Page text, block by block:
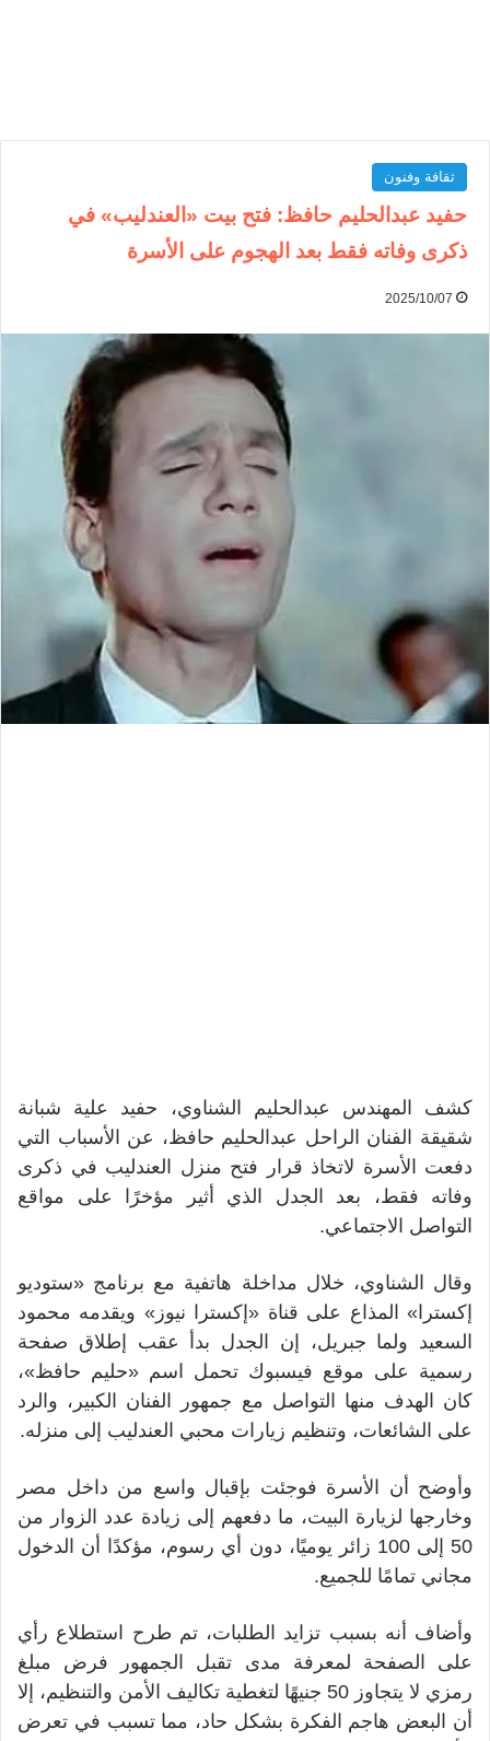
ثقافة وفنون
حفيد عبدالحليم حافظ: فتح بيت «العندليب» في
ذكرى وفاته فقط بعد الهجوم على الأسرة
2025/10/07
كشف المهندس عبدالحليم الشناوي، حفيد علية شبانة
شقيقة الفنان الراحل عبدالحليم حافظ، عن الأسباب التي
دفعت الأسرة لاتخاذ قرار فتح منزل العندليب في ذكرى
وفاته فقط، بعد الجدل الذي أثير مؤخرًا على مواقع
التواصل الاجتماعي.
وقال الشناوي، خلال مداخلة هاتفية مع برنامج «ستوديو
إكسترا» المذاع على قناة «إكسترا نيوز» ويقدمه محمود
السعيد ولما جبريل، إن الجدل بدأ عقب إطلاق صفحة
رسمية على موقع فيسبوك تحمل اسم «حليم حافظ»،
كان الهدف منها التواصل مع جمهور الفنان الكبير، والرد
على الشائعات، وتنظيم زيارات محبي العندليب إلى منزله.
وأوضح أن الأسرة فوجئت بإقبال واسع من داخل مصر
وخارجها لزيارة البيت، ما دفعهم إلى زيادة عدد الزوار من
50 إلى 100 زائر يوميًا، دون أي رسوم، مؤكدًا أن الدخول
مجاني تمامًا للجميع.
وأضاف أنه بسبب تزايد الطلبات، تم طرح استطلاع رأي
على الصفحة لمعرفة مدى تقبل الجمهور فرض مبلغ
رمزي لا يتجاوز 50 جنيهًا لتغطية تكاليف الأمن والتنظيم، إلا
أن البعض هاجم الفكرة بشكل حاد، مما تسبب في تعرض